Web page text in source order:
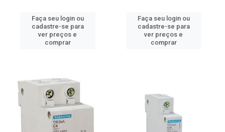
Faça seu login ou
cadastre-se para
ver preços e
comprar
Faça seu login ou
cadastre-se para
ver preços e
comprar